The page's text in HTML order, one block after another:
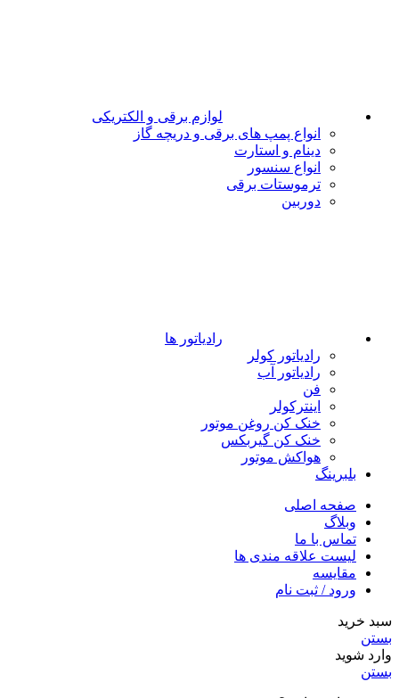
لوازم برقی و الکتریکی
انواع پمپ های برقی و دریچه گاز
دینام و استارت
انواع سنسور
ترموستات برقی
دوربین
رادیاتور ها
رادیاتور کولر
رادیاتور آب
فن
اینترکولر
خنک کن روغن موتور
خنک کن گیربکس
هواکش موتور
بلبرینگ
صفحه اصلی
وبلاگ
تماس با ما
لیست علاقه مندی ها
مقایسه
ورود / ثبت نام
سبد خرید
بستن
وارد شوید
بستن